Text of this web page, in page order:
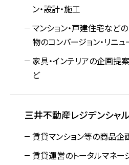
ン・設計・施工
マンション・戸建住宅など
物のコンバージョン・リニ
家具・インテリアの企画
ど
三井不動産レジデンシャ
賃貸マンション等の商品企
賃貸運営のトータルマネー